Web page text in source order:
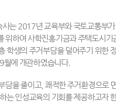
는 2017년 교육부와 국토교통부
위하여 사학진흥기금과 주택도시기
학생의 주거부담을 덜어주기 위한
에 개관하였습니다.
담을 줄이고, 쾌적한 주거환경으로
는 인성교육의 기회를 제공하고자